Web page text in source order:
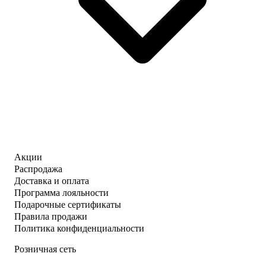
Акции
Распродажа
Доставка и оплата
Программа лояльности
Подарочные сертификаты
Правила продажи
Политика конфиденциальности
Розничная сеть